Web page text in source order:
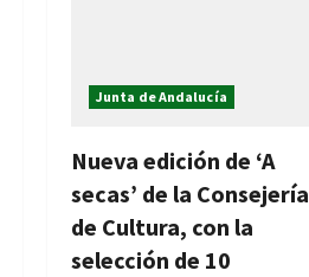
Junta de Andalucía
Nueva edición de ‘A
secas’ de la Consejería
de Cultura, con la
selección de 10